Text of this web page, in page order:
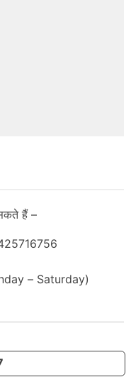
हैं –
– Saturday)